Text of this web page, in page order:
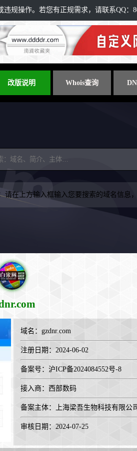
规操作。若您有正规需求，请联系QQ：
改版说明 Whois查询
请在上方输入框输入您要搜索的域名信息
域名： gzdnr.com
注册日期：2024-06-02
备案号：沪ICP备2024084552号-8
接入商： 西部数码
备案主体：上海梁吾生物科技有限公
审核日期：2024-07-25